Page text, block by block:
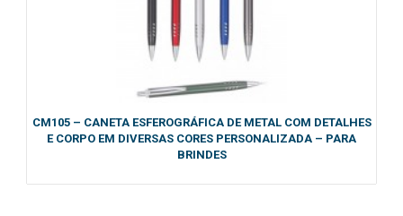
CM105 – CANETA ESFEROGRÁFICA DE METAL COM DETALHES
E CORPO EM DIVERSAS CORES PERSONALIZADA – PARA
BRINDES